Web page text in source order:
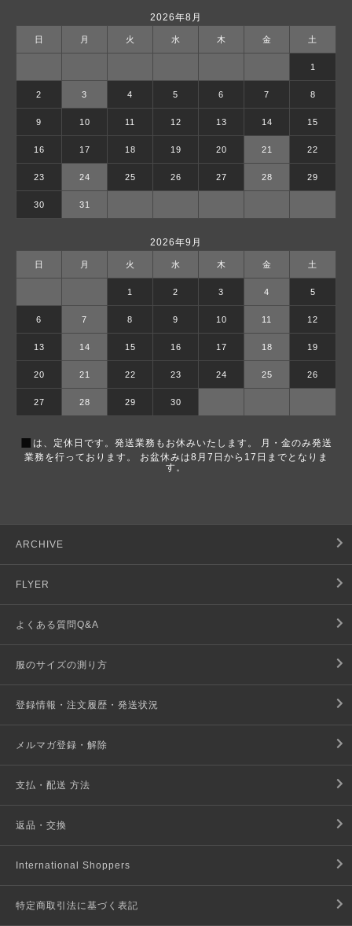
2026年8月
日 月 火 水 木 金 土
1
2 3 4 5 6 7 8
9 10 11 12 13 14 15
16 17 18 19 20 21 22
23 24 25 26 27 28 29
30 31
2026年9月
日 月 火 水 木 金 土
1 2 3 4 5
6 7 8 9 10 11 12
13 14 15 16 17 18 19
20 21 22 23 24 25 26
27 28 29 30
■ は、定休日です。発送業務もお休みいたします。 月・金のみ発送
業務を行っております。 お盆休みは8月7日から17日までとなりま
す。
ARCHIVE
FLYER
よくある質問Q&A
服のサイズの測り方
登録情報・注文履歴・発送状況
メルマガ登録・解除
支払・配送 方法
返品・交換
International Shoppers
特定商取引法に基づく表記